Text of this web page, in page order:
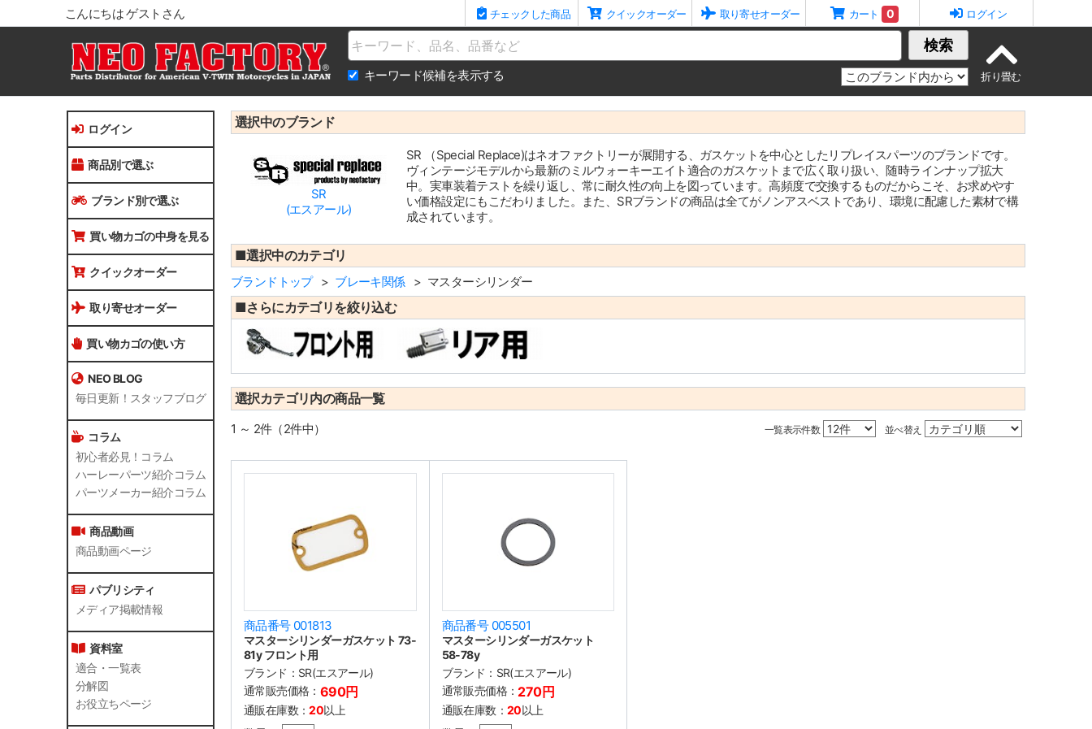
こんにちは ゲストさん チェックした商品 クイックオーダー 取り寄せオーダー カート 0 ログイン
Name 検索
キーワード候補を表示する
ログイン
商品別で選ぶ
ブランド別で選ぶ
買い物カゴの中身を見る
クイックオーダー
取り寄せオーダー
買い物カゴの使い方
NEO BLOG
毎日更新！スタッフブログ
コラム
初心者必見！コラム
ハーレーパーツ紹介コラム
パーツメーカー紹介コラム
商品動画
商品動画ページ
パブリシティ
メディア掲載情報
資料室
適合・一覧表
分解図
お役立ちページ
選択中のブランド
SR
(エスアール)
SR （Special Replace)はネオファクトリーが展開する、ガスケットを中心としたリプレイスパーツのブランドです。
ヴィンテージモデルから最新のミルウォーキーエイト適合のガスケットまで広く取り扱い、随時ラインナップ拡大
中。実車装着テストを繰り返し、常に耐久性の向上を図っています。高頻度で交換するものだからこそ、お求めやす
い価格設定にもこだわりました。また、SRブランドの商品は全てがノンアスベストであり、環境に配慮した素材で構
成されています。
■選択中のカテゴリ
ブランドトップ ブレーキ関係 マスターシリンダー
■さらにカテゴリを絞り込む
選択カテゴリ内の商品一覧
一覧表示件数 並べ替え
1 ～ 2件（2件中）
商品番号 001813
マスターシリンダーガスケット 73-
81y フロント用
ブランド： SR(エスアール)
通常販売価格： 690円
通販在庫数：20以上
商品番号 005501
マスターシリンダーガスケット
58-78y
ブランド： SR(エスアール)
通常販売価格： 270円
通販在庫数： 20以上